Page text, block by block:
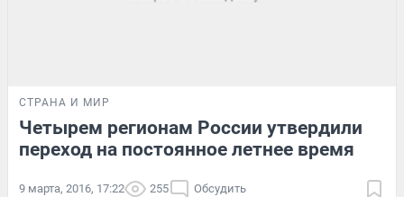
СТРАНА И МИР
Четырем регионам России утвердили
переход на постоянное летнее время
9 марта, 2016, 17:22 255 Обсудить